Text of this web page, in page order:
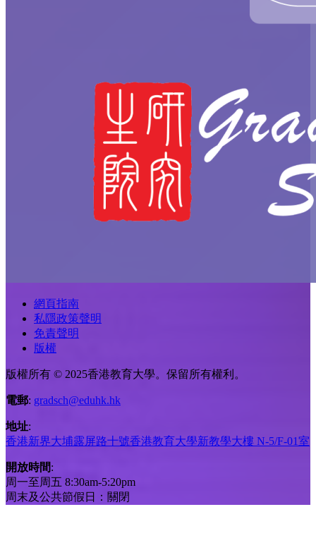
網頁指南
私隱政策聲明
免責聲明
版權
版權所有 © 2025香港教育大學。保留所有權利。
電郵: gradsch@eduhk.hk
地址:
香港新界大埔露屏路十號香港教育大學新教學大樓 N-5/F-01室
開放時間:
周一至周五 8:30am-5:20pm
周末及公共節假日：關閉